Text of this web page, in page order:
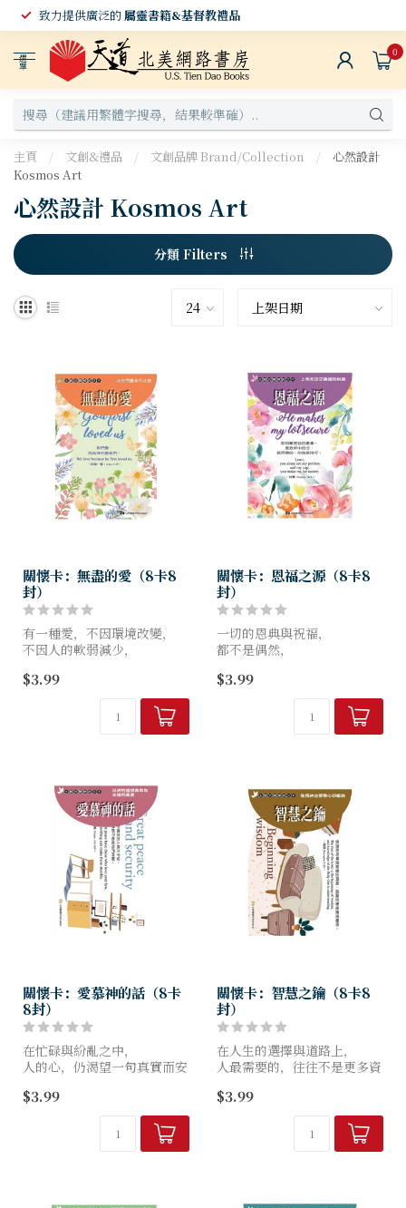
致力提供廣泛的屬靈書籍&基督教禮品
選
單
0
主頁 / 文創&禮品 / 文創品牌 Brand/Collection /
心然設計
Kosmos Art
心然設計 Kosmos Art
分類 Filters
關懷卡：無盡的愛（8卡8
封）
有一種愛，不因環境改變，
不因人的軟弱減少，
《無盡的愛》關懷卡，
以「神永不止息的愛」為主
$3.99
關懷卡：恩福之源（8卡8
封）
一切的恩典與祝福，
都不是偶然，
《恩福之源》關懷卡，
以「神是祝福的源頭」為主
$3.99
關懷卡：愛慕神的話（8卡
8封）
在忙碌與紛亂之中，
人的心，仍渴望一句真實而安
《愛慕神的話》關懷卡，
以「渴慕神話語」為主題，
精選8段帶著亮光與安慰的信
$3.99
關懷卡：智慧之鑰（8卡8
封）
在人生的選擇與道路上，
人最需要的，往往不是更多資
而是從神而來的智慧。
《智慧之鑰》關懷卡，
以「屬天智慧」為主題，
$3.99